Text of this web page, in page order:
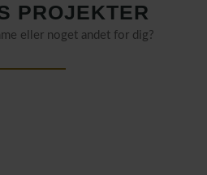
PROJEKTER
eller noget andet for dig?